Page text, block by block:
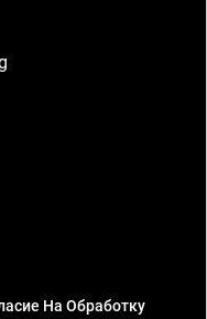
На Обработку